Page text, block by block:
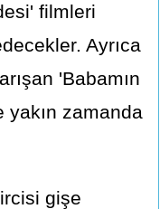
filmleri
Ayrıca
'Babamın
yakın zamanda
gişe